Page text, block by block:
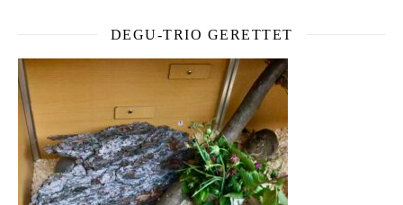
DEGU-TRIO GERETTET